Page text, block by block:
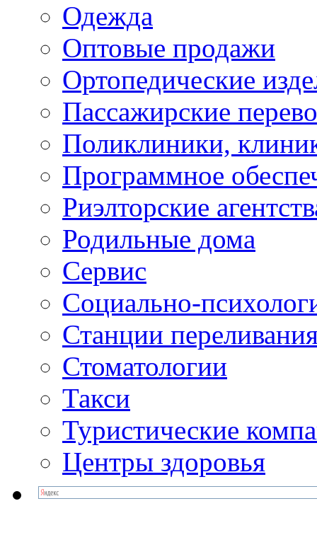
Одежда
Оптовые продажи
Ортопедические
Пассажирские
Поликлиники,
Программное
Риэлторские
Родильные дома
Сервис
Социально-
Станции
Стоматологии
Такси
Туристические
Центры здоровья